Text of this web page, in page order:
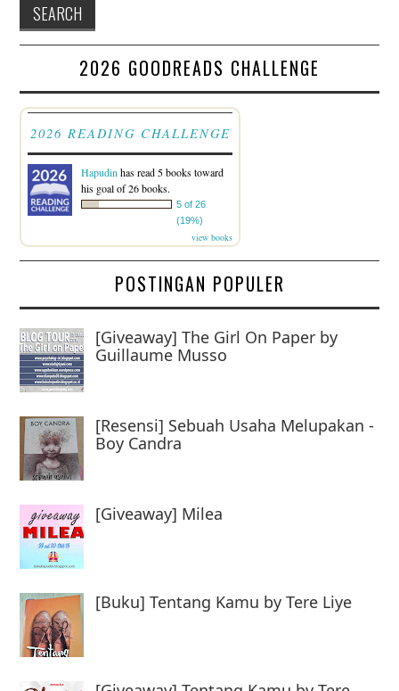
2026 GOODREADS CHALLENGE
2026 READING CHALLENGE
Hapudinhas read 5 books toward
his goal of 26 books.
5 of 26
(19%)
view books
POSTINGAN POPULER
[Giveaway] The Girl On Paper by
Guillaume Musso
[Resensi] Sebuah Usaha Melupakan -
Boy Candra
[Giveaway] Milea
[Buku] Tentang Kamu by Tere Liye